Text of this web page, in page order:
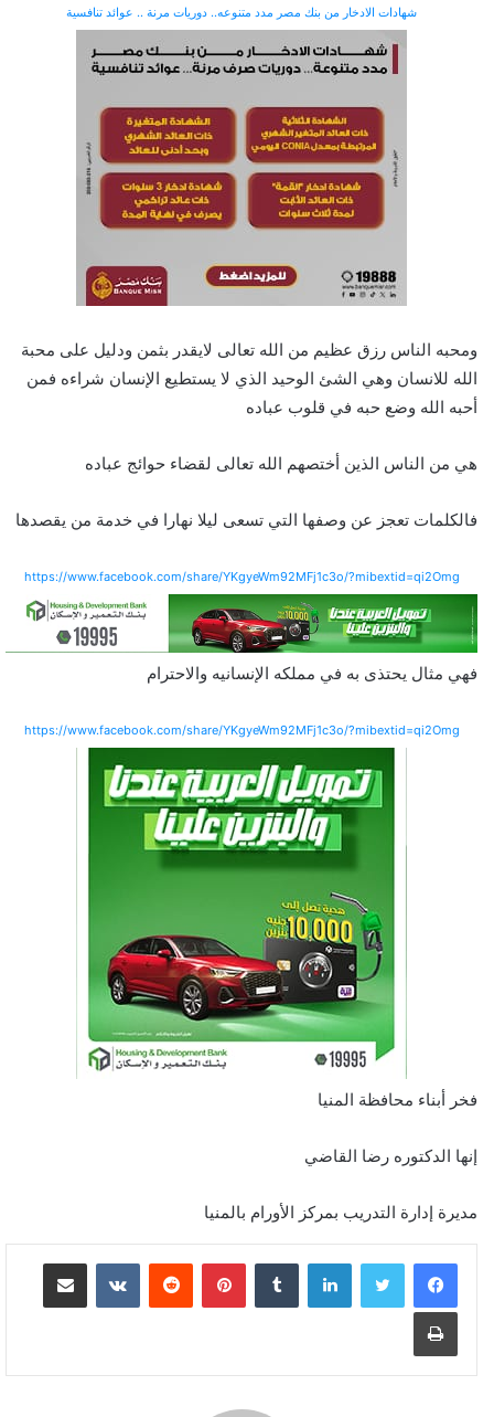
شهادات الادخار من بنك مصر مدد متنوعه.. دوريات مرنة .. عوائد تنافسية
ومحبه الناس رزق عظيم من الله تعالى لايقدر بثمن ودليل على محبة
الله للانسان وهي الشئ الوحيد الذي لا يستطيع الإنسان شراءه فمن
أحبه الله وضع حبه في قلوب عباده
هي من الناس الذين أختصهم الله تعالى لقضاء حوائج عباده
فالكلمات تعجز عن وصفها التي تسعى ليلا نهارا في خدمة من يقصدها
https://www.facebook.com/share/YKgyeWm92MFj1c3o/?mibextid=qi2Omg
فهي مثال يحتذى به في مملكه الإنسانيه والاحترام
https://www.facebook.com/share/YKgyeWm92MFj1c3o/?mibextid=qi2Omg
فخر أبناء محافظة المنيا
إنها الدكتوره رضا القاضي
مديرة إدارة التدريب بمركز الأورام بالمنيا
لينكدإن بينتيريست